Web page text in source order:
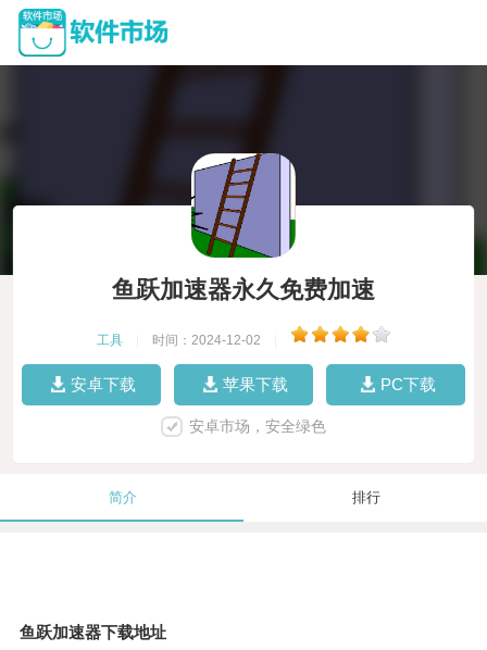
鱼跃加速器永久免费加速
工具 时间：2024-12-02
安卓下载 苹果下载 PC下载
安卓市场，安全绿色
简介 排行
鱼跃加速器下载地址